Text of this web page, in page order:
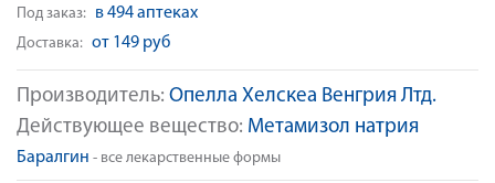
Производитель: Опелла Хелскеа Венгрия Лтд.
Действующее вещество: Метамизол натрия
Баралгин - все лекарственные формы
Под заказ: в 494 аптеках
Доставка: от 149 руб